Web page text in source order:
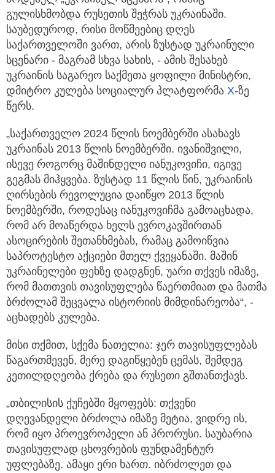
გულისხმობდა რუსეთის შეჭრას უკრაინაში.
საუბედუროდ, რისი მოწმეებიც დღეს
საქართველოში ვართ, არის ზუსტად უკრაინული
სცენარი - მაგრამ სხვა სახის, - ამის შესახებ
უკრაინის საგარეო საქმეთა ყოფილი მინისტრი,
დმიტრო კულება სოციალურ პლატფორმა X-ზე
წერს.
„საქართველო 2024 წლის ნოემბერში ასახავს
უკრაინას 2013 წლის ნოემბერში. ივანიშვილი,
ისევე როგორც მაშინდელი იანუკოვიჩი, იგივე
გეგმას მიჰყვება. ზუსტად 11 წლის წინ, უკრაინის
ღირსების რევოლუცია დაიწყო 2013 წლის
ნოემბერში, როდესაც იანუკოვიჩმა გამოაცხადა,
რომ არ მოაწერდა ხელს ევროკავშირთან
ასოცირების შეთანხმებას, რამაც გამოიწვია
საპროტესტო აქციები მთელ ქვეყანაში. მაშინ
უკრაინელები ფეხზე დადგნენ, უარი თქვეს იმაზე,
რომ მათთვის თავისუფლება წაერთმიათ და მათმა
ბრძოლამ შეცვალა ისტორიის მიმდინარეობა“, -
აცხადებს კულება.
მისი თქმით, სქემა ნათელია: ჯერ თავისუფლებას
წაგართმევენ, მერე დაგიწყებენ ცემას, შემდეგ
კეთილდღეობა ქრება და რუსეთი გშთანთქავს.
„თბილისის ქუჩებში მყოფებს: თქვენი
დღევანდელი ბრძოლა იმაზე მეტია, ვიდრე ის,
რომ იყო პროევროპელი ან პრორუსი. საუბარია
თავისუფლად ცხოვრების ფუნდამენტურ
უფლებაზე. ამაყი ერი ხართ. იბრძოლეთ და